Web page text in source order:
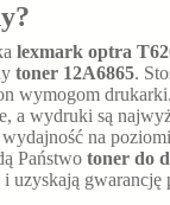
lexmark optra
toner 12A6865.
wymogom
a wydruki są
wydajność na
Państwo toner do
uzyskają gwarancję